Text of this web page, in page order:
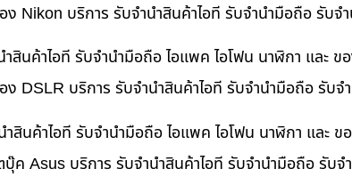
Nikon บริการ รับจำนำสินค้าไอที รับจำนำมือถือ รับจ
สินค้าไอที รับจำนำมือถือ ไอแพค ไอโฟน นาฬิกา และ
DSLR บริการ รับจำนำสินค้าไอที รับจำนำมือถือ รับ
สินค้าไอที รับจำนำมือถือ ไอแพค ไอโฟน นาฬิกา และ
ค Asus บริการ รับจำนำสินค้าไอที รับจำนำมือถือ รับ